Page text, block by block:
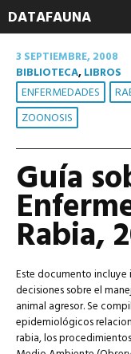
DATAFAUNA
3 SEPTIEMBRE, 2008
BIBLIOTECA,LIBROS
ENFERMEDADES
ZOONOSIS
Guía
Rabia,
Este documento
decisiones sobre el
animal agresor. Se
epidemiológicos
rabia, los